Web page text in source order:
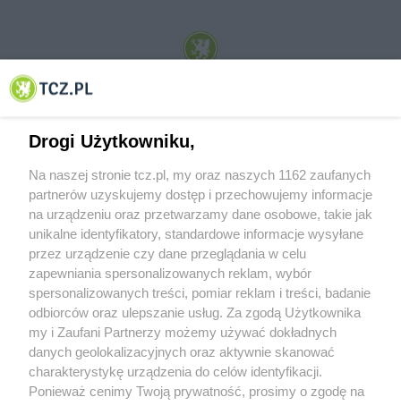
© 2001-2026 Tczew - TCZ.PL Sp. z o.o. Internetowy Serwis Informacyjny Miasta
O FIRMIE POLITYKA PRYWATNOŚCI HOSTING
REKLAMA WSPÓŁPRACA RSS FACEBOOK KONTAKT
Nasze serwisy
Aktualności
Tcz24
Muzyka i kultura
Archiwum wydarzeń
Drogi Użytkowniku,
Na naszej stronie tcz.pl, my oraz naszych 1162 zaufanych
partnerów uzyskujemy dostęp i przechowujemy informacje
na urządzeniu oraz przetwarzamy dane osobowe, takie jak
unikalne identyfikatory, standardowe informacje wysyłane
przez urządzenie czy dane przeglądania w celu
zapewniania spersonalizowanych reklam, wybór
spersonalizowanych treści, pomiar reklam i treści, badanie
odbiorców oraz ulepszanie usług. Za zgodą Użytkownika
my i Zaufani Partnerzy możemy używać dokładnych
danych geolokalizacyjnych oraz aktywnie skanować
charakterystykę urządzenia do celów identyfikacji.
Ponieważ cenimy Twoją prywatność, prosimy o zgodę na